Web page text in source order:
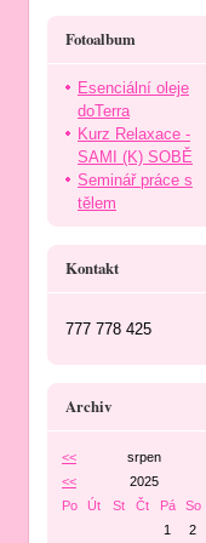
Fotoalbum
Esenciální oleje
doTerra
Kurz Relaxace -
SAMI (K) SOBĚ
Seminář práce s
tělem
Kontakt
777 778 425
Archiv
<< srpen
<<
2025
Po
Út St Čt Pá So
1
2